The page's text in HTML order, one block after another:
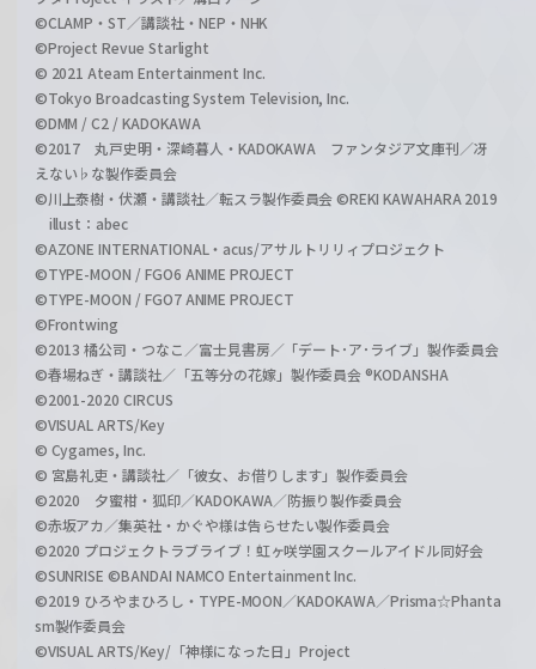
©CLAMP・ST／講談社・NEP・NHK
©Project Revue Starlight
© 2021 Ateam Entertainment Inc.
©Tokyo Broadcasting System Television, Inc.
©DMM / C2 / KADOKAWA
©2017 丸戸史明・深崎暮人・KADOKAWA ファンタジア文庫刊／冴
えない♭な製作委員会
©川上泰樹・伏瀬・講談社／転スラ製作委員会 ©REKI KAWAHARA 2019
illust：abec
©AZONE INTERNATIONAL・acus/アサルトリリィプロジェクト
©TYPE-MOON / FGO6 ANIME PROJECT
©TYPE-MOON / FGO7 ANIME PROJECT
©Frontwing
©2013 橘公司・つなこ／富士見書房／「デート･ア･ライブ」製作委員会
©春場ねぎ・講談社／「五等分の花嫁」製作委員会 ®KODANSHA
©2001-2020 CIRCUS
©VISUAL ARTS/Key
© Cygames, Inc.
© 宮島礼吏・講談社／「彼女、お借りします」製作委員会
©2020 夕蜜柑・狐印／KADOKAWA／防振り製作委員会
©赤坂アカ／集英社・かぐや様は告らせたい製作委員会
©2020 プロジェクトラブライブ！虹ヶ咲学園スクールアイドル同好会
©SUNRISE ©BANDAI NAMCO Entertainment Inc.
©2019 ひろやまひろし・TYPE-MOON／KADOKAWA／Prisma☆Phanta
sm製作委員会
©VISUAL ARTS/Key/「神様になった日」Project